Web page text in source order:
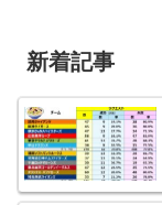
新着記事